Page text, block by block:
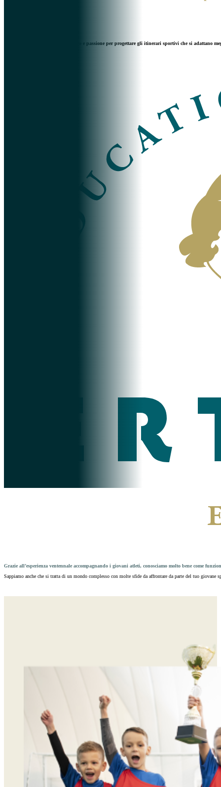
Ogni giorno lavoriamo con impegno e passione per progettare gli itinerari sportivi che si adattano
Grazie all’esperienza ventennale accompagnando i giovani atleti, conosciamo molto bene come
Sappiamo anche che si tratta di un mondo complesso con molte sfide da affrontare da parte del tuo giovane